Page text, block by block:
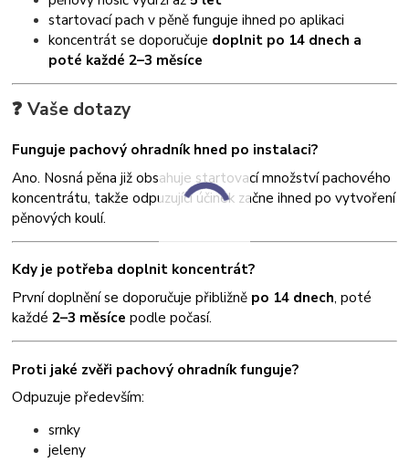
startovací pach v pěně funguje ihned po aplikaci
koncentrát se doporučuje doplnit po 14 dnech a
poté každé 2–3 měsíce
❓ Vaše dotazy
Funguje pachový ohradník hned po instalaci?
Ano. Nosná pěna již obsahuje startovací množství pachového
koncentrátu, takže odpuzující účinek začne ihned po vytvoření
pěnových koulí.
Kdy je potřeba doplnit koncentrát?
První doplnění se doporučuje přibližně po 14 dnech, poté
každé2–3 měsíce podle počasí.
Proti jaké zvěři pachový ohradník funguje?
Odpuzuje především:
srnky
jeleny